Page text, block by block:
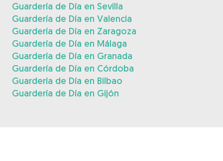
Guardería de Día en Sevilla
Guardería de Día en Valencia
Guardería de Día en Zaragoza
Guardería de Día en Málaga
Guardería de Día en Granada
Guardería de Día en Córdoba
Guardería de Día en Bilbao
Guardería de Día en Gijón